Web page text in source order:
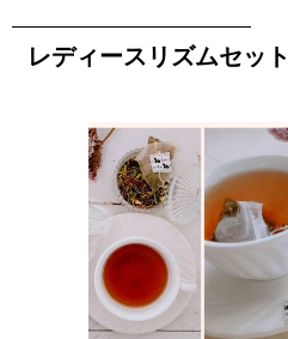
レディースリズムセット